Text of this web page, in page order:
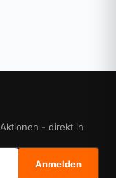
- direkt in
Anmelden